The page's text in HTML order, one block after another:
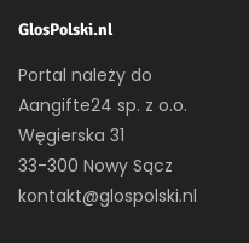
GlosPolski.nl
Portal należy do
Aangifte24 sp. z o.o.
Węgierska 31
33-300 Nowy Sącz
kontakt@glospolski.nl